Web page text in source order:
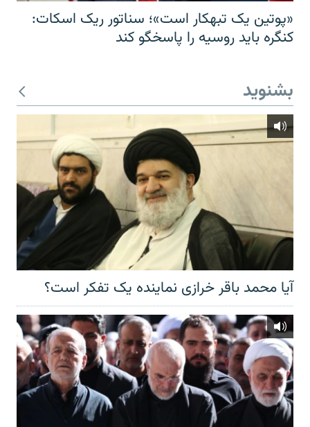
«پوتین یک تبهکار است»؛ سناتور ریک اسکات:
کنگره باید روسیه را پاسخگو کند
بشنوید
آیا محمد باقر خرازی نماینده یک تفکر است؟